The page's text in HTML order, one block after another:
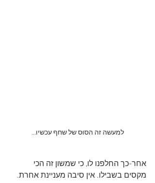
למעשה זה הסוס של שחף עכשיו...
אחר-כך החלפנו לו, כי שמשון זה הכי
מקסים בשבילו. אין סיבה מעניינת אחרת.